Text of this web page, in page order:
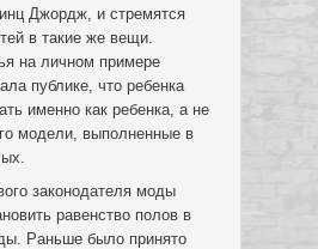
Джордж, и стремятся
в такие же вещи.
на личном примере
публике, что ребенка
именно как ребенка, а не
модели, выполненные в
законодателя моды
равенство полов в
Раньше было принято